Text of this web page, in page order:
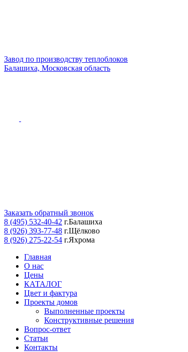
Завод по производству теплоблоков
Балашиха, Московская область
Заказать обратный звонок
8 (495) 532-40-42 г.Балашиха
8 (926) 393-77-48 г.Щёлково
8 (926) 275-22-54 г.Яхрома
Главная
О нас
Цены
КАТАЛОГ
Цвет и фактура
Проекты домов
Выполненные проекты
Конструктивные решения
Вопрос-ответ
Статьи
Контакты